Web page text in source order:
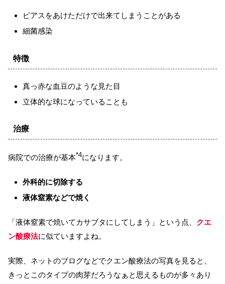
ピアスをあけただけで出来てしまうことがある
細菌感染
特徴
真っ赤な血豆のような見た目
立体的な球になっていることも
治療
病院での治療が基本*4になります。
外科的に切除する
液体窒素などで焼く
「液体窒素で焼いてカサブタにしてしまう」という点、 クエ
ン酸療法に似ていますよね。
実際、ネットのブログなどでクエン酸療法の写真を見ると、
きっとこのタイプの肉芽だろうなぁと思えるものが多々あり